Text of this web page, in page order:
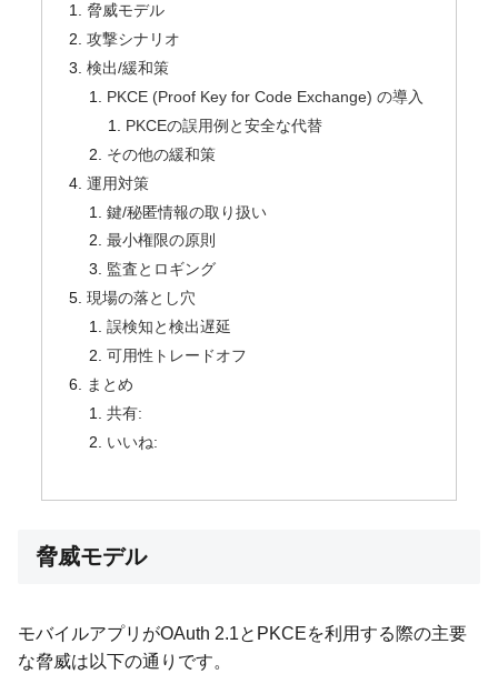
脅威モデル
攻撃シナリオ
検出/緩和策
PKCE (Proof Key for Code Exchange) の導入
PKCEの誤用例と安全な代替
その他の緩和策
運用対策
鍵/秘匿情報の取り扱い
最小権限の原則
監査とロギング
現場の落とし穴
誤検知と検出遅延
可用性トレードオフ
まとめ
共有:
いいね:
脅威モデル
モバイルアプリがOAuth 2.1とPKCEを利用する際の主要
な脅威は以下の通りです。